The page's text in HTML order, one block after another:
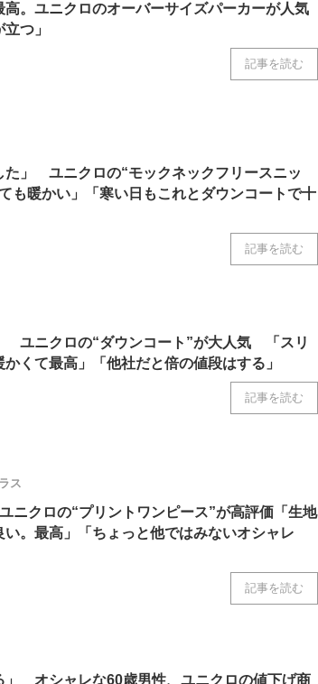
高。ユニクロのオーバーサイズパーカーが人気
つ」
記事を読む
た」 ユニクロの“モックネックフリースニッ
も暖かい」「寒い日もこれとダウンコートで十
記事を読む
ユニクロの“ダウンコート”が大人気 「スリ
くて最高」「他社だと倍の値段はする」
記事を読む
ス
ニクロの“プリントワンピース”が高評価「生地
い。最高」「ちょっと他ではみないオシャレ
記事を読む
」 オシャレな60歳男性、ユニクロの値下げ商